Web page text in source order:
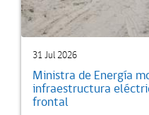
31 Jul 2026
Ministra de Energía
infraestructura
frontal